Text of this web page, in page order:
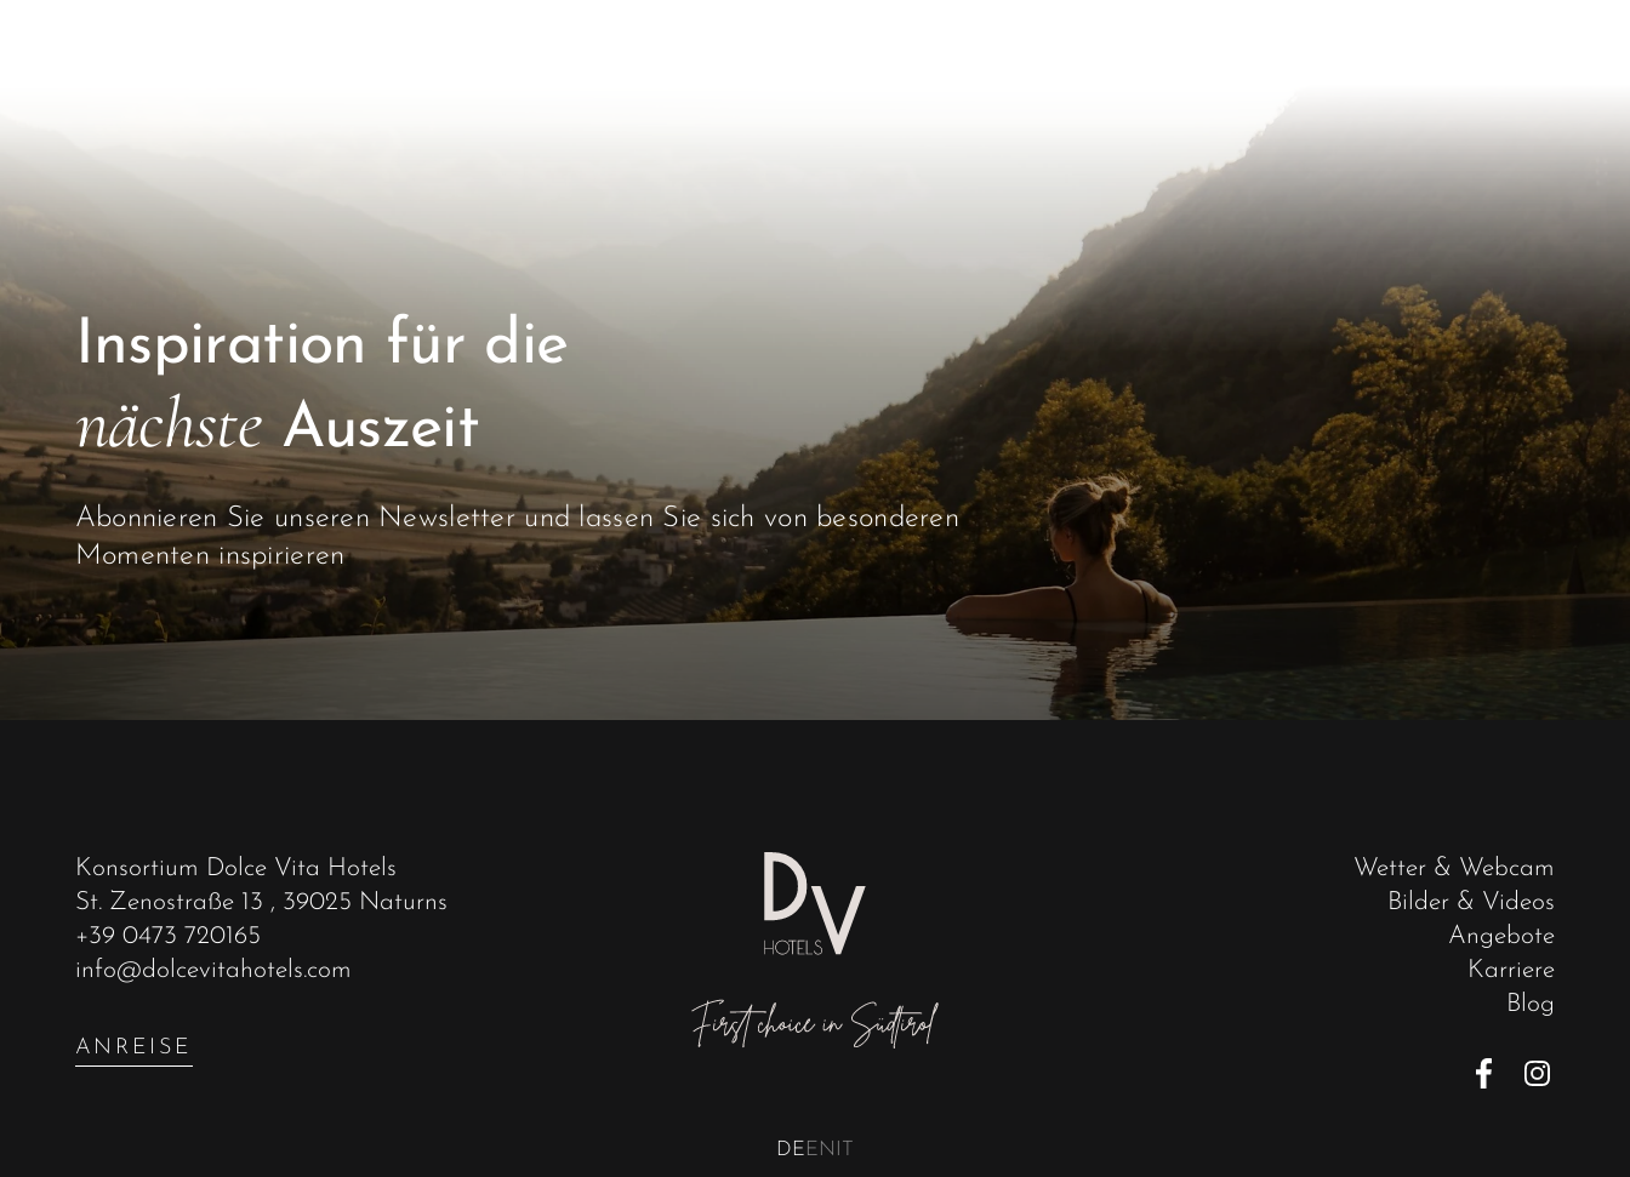
Inspiration für die
nächste Auszeit
Abonnieren Sie unseren Newsletter und lassen Sie sich von besonderen
Momenten inspirieren
Konsortium Dolce Vita Hotels
St. Zenostraße 13 , 39025 Naturns
+39 0473 720165
info@dolcevitahotels.com
ANREISE
DEEN
Wetter & Webcam
Bilder & Videos
Angebote
Karriere
Blog